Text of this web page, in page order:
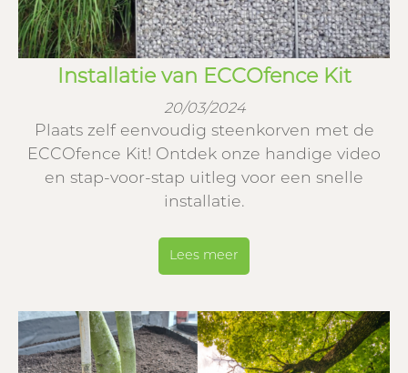
Installatie van ECCOfence Kit
20/03/2024
Plaats zelf eenvoudig steenkorven met de
ECCOfence Kit! Ontdek onze handige video
en stap-voor-stap uitleg voor een snelle
installatie.
Lees meer